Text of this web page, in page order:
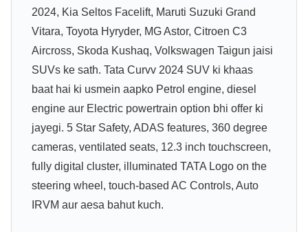
2024, Kia Seltos Facelift, Maruti Suzuki Grand
Vitara, Toyota Hyryder, MG Astor, Citroen C3
Aircross, Skoda Kushaq, Volkswagen Taigun jaisi
SUVs ke sath. Tata Curvv 2024 SUV ki khaas
baat hai ki usmein aapko Petrol engine, diesel
engine aur Electric powertrain option bhi offer ki
jayegi. 5 Star Safety, ADAS features, 360 degree
cameras, ventilated seats, 12.3 inch touchscreen,
fully digital cluster, illuminated TATA Logo on the
steering wheel, touch-based AC Controls, Auto
IRVM aur aesa bahut kuch.